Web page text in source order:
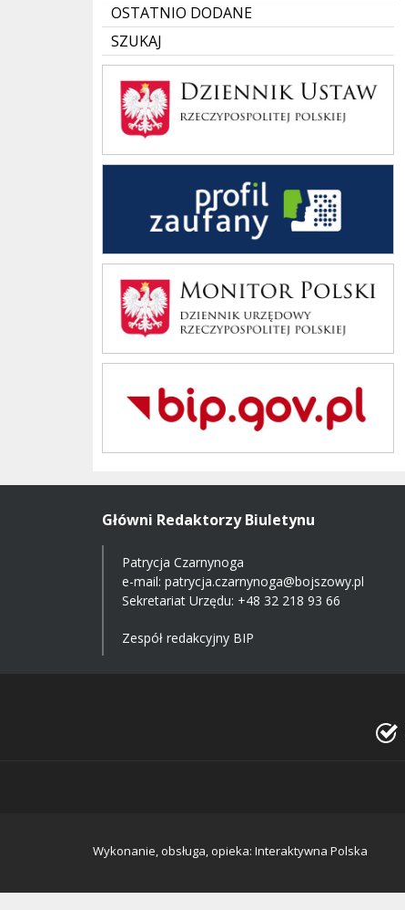
OSTATNIO DODANE
SZUKAJ
Dziennik Polski
Profil Zaufany
Monitor Polski
Bip Gov pl
Główni Redaktorzy Biuletynu
Patrycja Czarnynoga
e-mail: patrycja.czarnynoga@bojszowy.pl
Sekretariat Urzędu: +48 32 218 93 66
Zespół redakcyjny BIP
Wykonanie, obsługa, opieka: Interaktywna Polska